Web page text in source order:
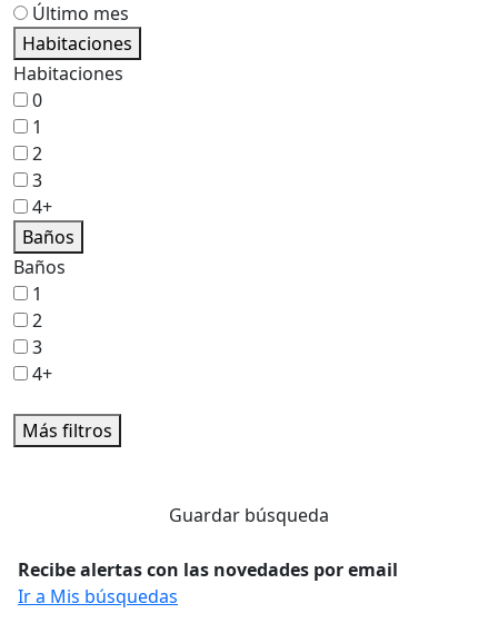
Último mes
Habitaciones
Habitaciones
0
1
2
3
4+
Baños
Baños
1
2
3
4+
Más filtros
Guardar búsqueda
Recibe alertas con las novedades por email
Ir a Mis búsquedas